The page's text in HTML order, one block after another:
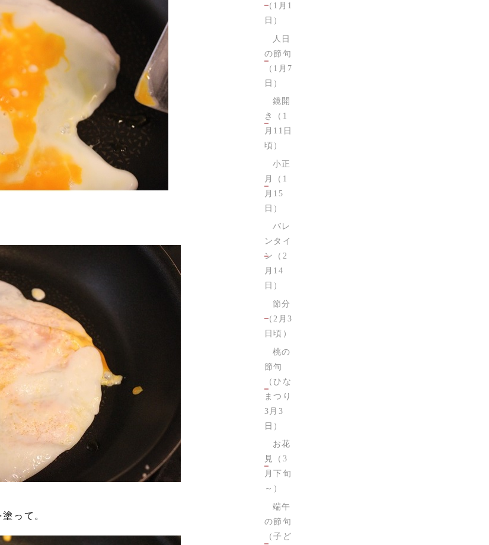
って。
（1月1
日）
人日
の節句
（1月7
日）
鏡開
き（1
月11日
頃）
小正
月（1
月15
日）
バレ
ンタイ
ン（2
月14
日）
節分
（2月3
日頃）
桃の
節句
（ひな
まつり
3月3
日）
お花
見（3
月下旬
～）
端午
の節句
（子ど